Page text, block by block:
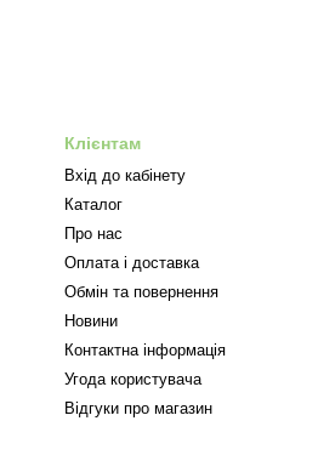
Клієнтам
Вхід до кабінету
Каталог
Про нас
Оплата і доставка
Обмін та повернення
Новини
Контактна інформація
Угода користувача
Відгуки про магазин